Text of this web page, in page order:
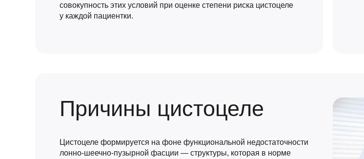
совокупность этих условий при оценке степени риска цистоцеле
у каждой пациентки.
Причины цистоцеле
Цистоцеле формируется на фоне функциональной недостаточности
лонно-шеечно-пузырной фасции — структуры, которая в норме